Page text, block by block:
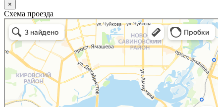
×
Схема проезда
Казань
Малый Татарский переулок, 8 на карте Москвы, ближайшее метро Новокузнецкая —
Яндекс.Карты